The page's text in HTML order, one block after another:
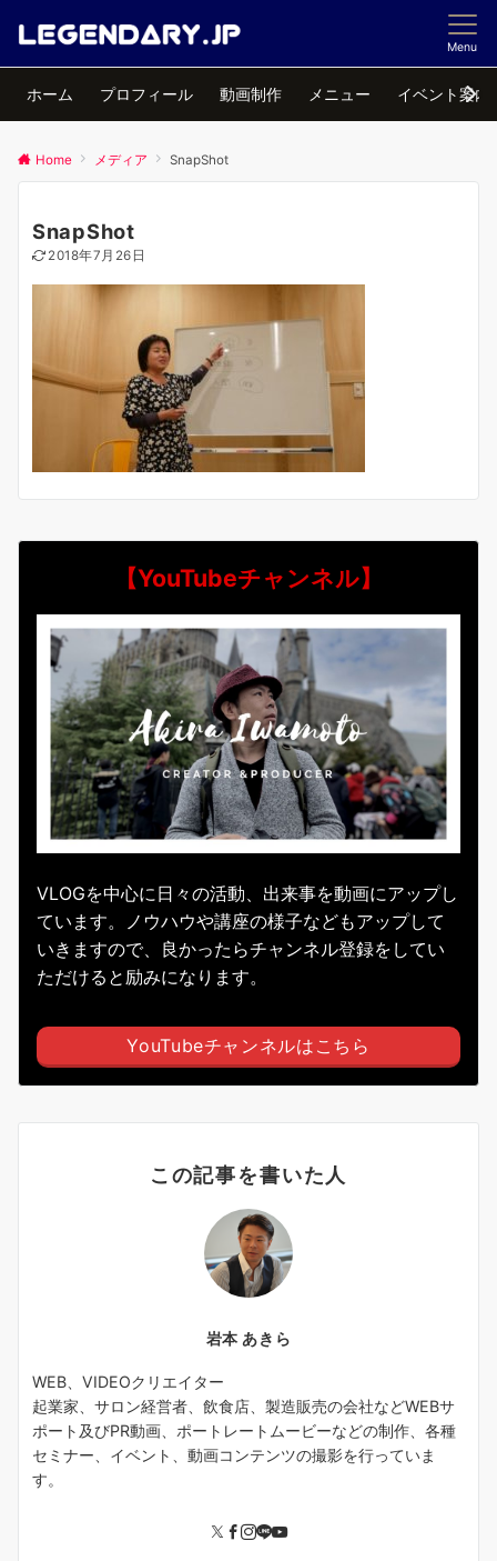
Menu
ホーム プロフィール 動画制作 メニュー イベント案内
Home メディア SnapShot
SnapShot
2018年7月26日
【YouTubeチャンネル】
VLOGを中心に日々の活動、出来事を動画にアップし
ています。ノウハウや講座の様子などもアップして
いきますので、良かったらチャンネル登録をしてい
ただけると励みになります。
YouTubeチャンネルはこちら
この記事を書いた人
岩本 あきら
WEB、VIDEOクリエイター
起業家、サロン経営者、飲食店、製造販売の会社などWEBサ
ポート及びPR動画、ポートレートムービーなどの制作、各種
セミナー、イベント、動画コンテンツの撮影を行っていま
す。